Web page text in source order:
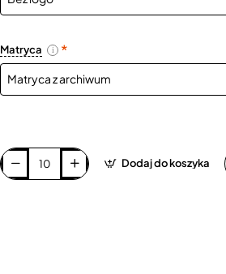
Matryca i
Dodaj do koszyka